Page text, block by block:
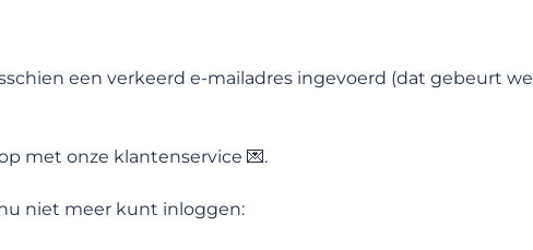
MEESTGESTELDE VRAGEN
een verkeerd e-mailadres ingevoerd (dat gebeurt wel
met onze klantenservice 💌.
niet meer kunt inloggen: